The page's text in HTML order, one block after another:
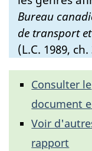
Bureau
de transport
(L.C. 1989, ch.
Consulter le
document
Voir
rapport